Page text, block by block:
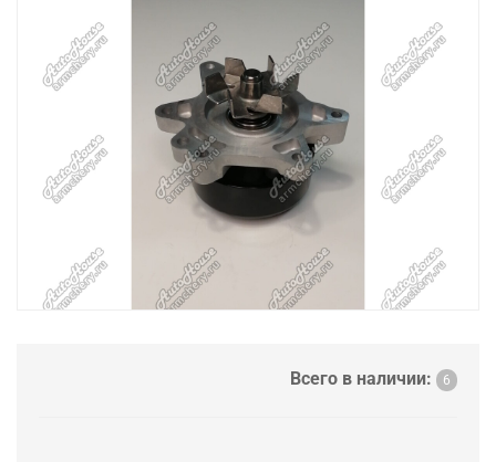
Всего в наличии: 6